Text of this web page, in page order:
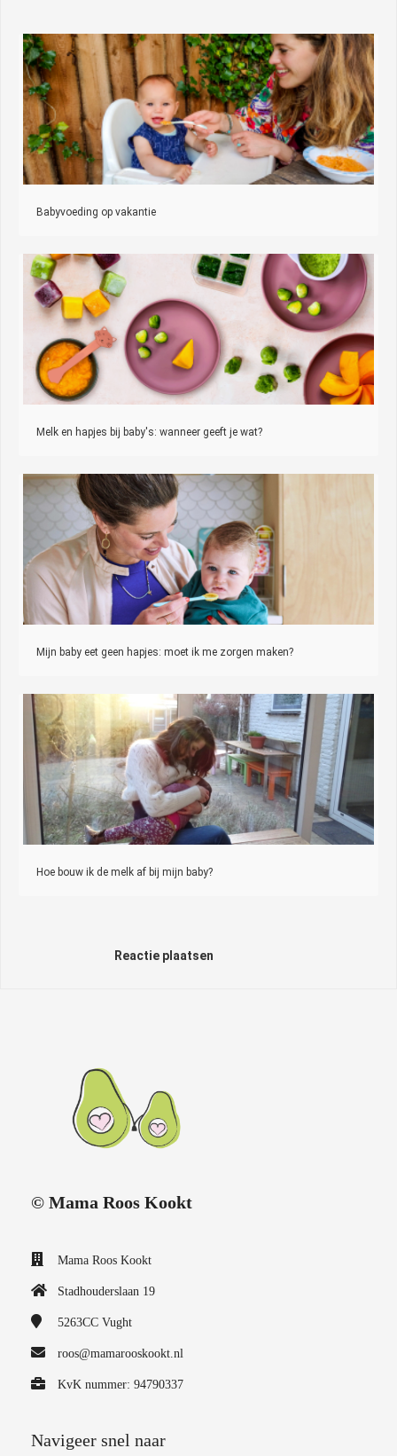
Babyvoeding op vakantie
Melk en hapjes bij baby's: wanneer geeft je wat?
Mijn baby eet geen hapjes: moet ik me zorgen maken?
Hoe bouw ik de melk af bij mijn baby?
Reactie plaatsen
© Mama Roos Kookt
Mama Roos Kookt
Stadhouderslaan 19
5263CC Vught
roos@mamarooskookt.nl
KvK nummer: 94790337
Navigeer snel naar